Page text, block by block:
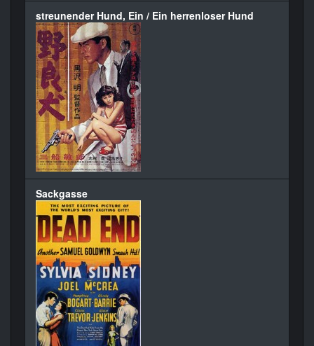
streunender Hund, Ein / Ein herrenloser Hund
Sackgasse